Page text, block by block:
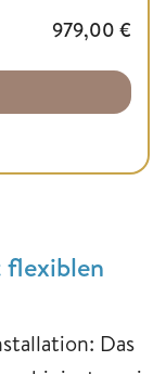
979,00 €
Das